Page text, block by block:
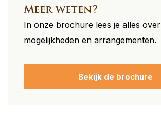
Meer weten?
In onze brochure lees je alles
mogelijkheden en arrangementen.
Bekijk de brochure